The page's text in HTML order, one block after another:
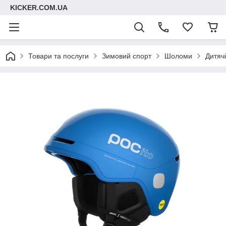
KICKER.COM.UA
Товари та послуги Зимовий спорт Шоломи